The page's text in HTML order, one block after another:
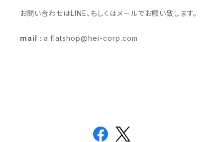
お問い合わせはLINE、もしくはメールでお願い致します。
mail : a.flatshop@hei-corp.com